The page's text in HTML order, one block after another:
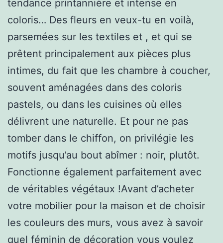
tendance printannière et intense en
coloris… Des fleurs en veux-tu en voilà,
parsemées sur les textiles et , et qui se
prêtent principalement aux pièces plus
intimes, du fait que les chambre à coucher,
souvent aménagées dans des coloris
pastels, ou dans les cuisines où elles
délivrent une naturelle. Et pour ne pas
tomber dans le chiffon, on privilégie les
motifs jusqu’au bout abîmer : noir, plutôt.
Fonctionne également parfaitement avec
de véritables végétaux !Avant d’acheter
votre mobilier pour la maison et de choisir
les couleurs des murs, vous avez à savoir
quel féminin de décoration vous voulez